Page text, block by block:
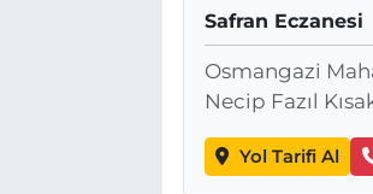
Safran Eczanesi
Osmangazi
Necip Fazıl
Yol Tarifi Al